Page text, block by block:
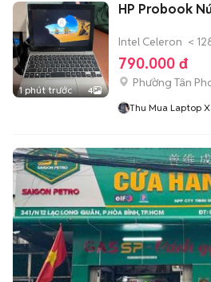
1 phút trước 4
HP Probook
Intel Celeron <
790.000 đ
Phường Tân
Thu Mua Laptop